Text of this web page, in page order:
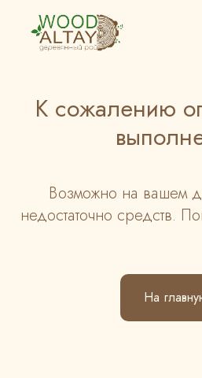
К сожалению
Возможно на вашем
недостаточно средств.
На